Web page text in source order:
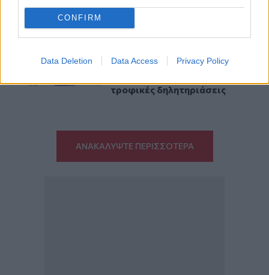
CONFIRM
Data Deletion Data Access Privacy Policy
Πανηγύρια: Γλέντι, χορός
τροφικές δηλητηριάσεις
ΑΝΑΚΑΛΥΨΤΕ ΠΕΡΙΣΣΟΤΕΡΑ